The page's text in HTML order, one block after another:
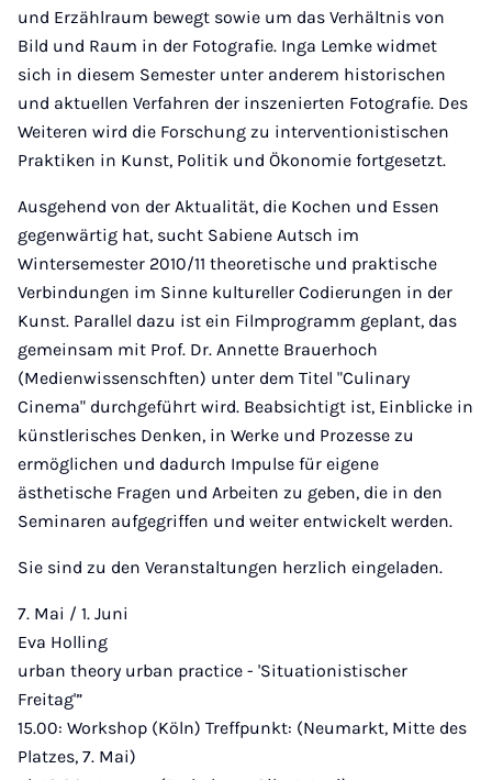
und Erzählraum bewegt sowie um das Verhältnis von
Bild und Raum in der Fotografie. Inga Lemke widmet
sich in diesem Semester unter anderem historischen
und aktuellen Verfahren der inszenierten Fotografie. Des
Weiteren wird die Forschung zu interventionistischen
Praktiken in Kunst, Politik und Ökonomie fortgesetzt.
Ausgehend von der Aktualität, die Kochen und Essen
gegenwärtig hat, sucht Sabiene Autsch im
Wintersemester 2010/11 theoretische und praktische
Verbindungen im Sinne kultureller Codierungen in der
Kunst. Parallel dazu ist ein Filmprogramm geplant, das
gemeinsam mit Prof. Dr. Annette Brauerhoch
(Medienwissenschften) unter dem Titel "Culinary
Cinema" durchgeführt wird. Beabsichtigt ist, Einblicke in
künstlerisches Denken, in Werke und Prozesse zu
ermöglichen und dadurch Impulse für eigene
ästhetische Fragen und Arbeiten zu geben, die in den
Seminaren aufgegriffen und weiter entwickelt werden.
Sie sind zu den Veranstaltungen herzlich eingeladen.
7. Mai / 1. Juni
Eva Holling
urban theory urban practice - 'Situationistischer
Freitag'”
15.00: Workshop (Köln) Treffpunkt: (Neumarkt, Mitte des
Platzes, 7. Mai)